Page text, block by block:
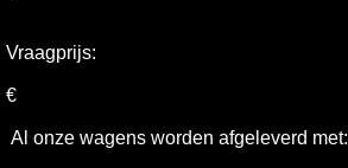
Vraagprijs:
€
Al onze wagens worden afgeleverd met: